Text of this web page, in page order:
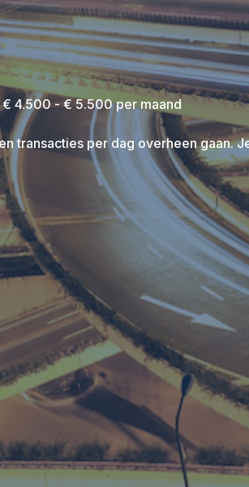
€ 4.500 - € 5.500 per maand
transacties per dag overheen gaan.